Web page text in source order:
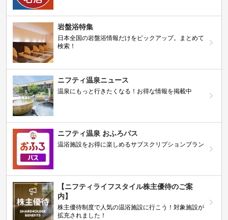
岩盤浴特集
日本全国の岩盤浴情報だけをピックアップ。まとめて
検索！
ニフティ温泉ニュース
温泉にもっと行きたくなる！お得な情報を掲載中
ニフティ温泉 おふろパス
温浴施設をお得に楽しめるサブスクリプションプラン
【ニフティライフスタイル株主優待のご案
内】
株主優待制度で人気の温浴施設に行こう！対象施設が
拡充されました！